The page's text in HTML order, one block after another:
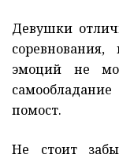
Девушки
эмоций не
помост.
Не стоит